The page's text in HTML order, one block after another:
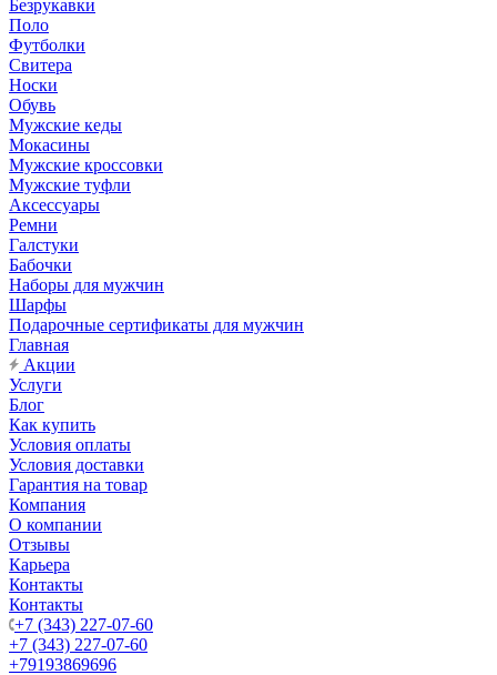
Безрукавки
Поло
Футболки
Свитера
Носки
Обувь
Мужские кеды
Мокасины
Мужские кроссовки
Мужские туфли
Аксессуары
Ремни
Галстуки
Бабочки
Наборы для мужчин
Шарфы
Подарочные сертификаты для мужчин
Главная
Акции
Услуги
Блог
Как купить
Условия оплаты
Условия доставки
Гарантия на товар
Компания
О компании
Отзывы
Карьера
Контакты
Контакты
+7 (343) 227-07-60
+7 (343) 227-07-60
+79193869696